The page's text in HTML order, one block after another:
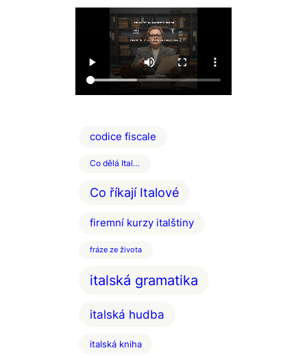
codice fiscale
Co dělá Ital…
Co říkají Italové
firemní kurzy italštiny
fráze ze života
italská gramatika
italská hudba
italská kniha